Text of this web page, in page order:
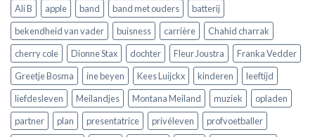
er
een
koopt
Ali B apple band band met ouders
batterij
bekendheid van vader
buisness carrière
Chahid charrak
cherry cole
Dionne Stax dochter Fleur Joustra
Franka Vedder
Greetje Bosma
ine beyen Kees Luijckx kinderen
leeftijd
liefdesleven
Meilandjes Montana Meiland muziek
opladen
partner
plan presentatrice privéleven
profvoetballer